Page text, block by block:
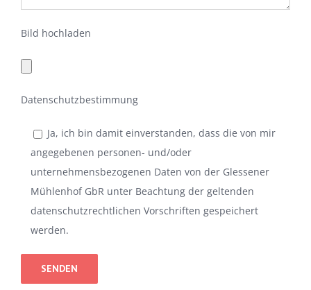
Bild hochladen
Datenschutzbestimmung
Ja, ich bin damit einverstanden, dass die von mir
angegebenen personen- und/oder
unternehmensbezogenen Daten von der Glessener
Mühlenhof GbR unter Beachtung der geltenden
datenschutzrechtlichen Vorschriften gespeichert
werden.